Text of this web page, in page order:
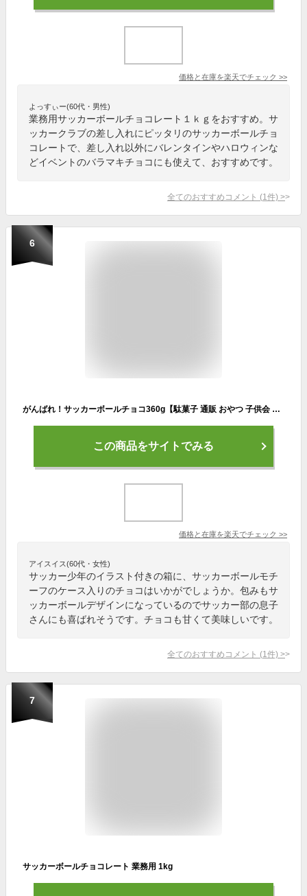
価格と在庫を楽天でチェック >>
よっすぃー(60代・男性)
業務用サッカーボールチョコレート１ｋｇをおすすめ。サ
ッカークラブの差し入れにピッタリのサッカーボールチョ
コレートで、差し入れ以外にバレンタインやハロウィンな
どイベントのバラマキチョコにも使えて、おすすめです。
全てのおすすめコメント (1 件) >
6
がんばれ！サッカーボールチョコ360g【駄菓子 通販 おやつ 子供会 景品 お祭り くじ引き 縁日 バレンタイン】
この商品をサイトでみる
価格と在庫を楽天でチェック >>
アイスイス(60代・女性)
サッカー少年のイラスト付きの箱に、サッカーボールモチ
ーフのケース入りのチョコはいかがでしょうか。包みもサ
ッカーボールデザインになっているのでサッカー部の息子
さんにも喜ばれそうです。チョコも甘くて美味しいです。
全てのおすすめコメント (1 件) >
7
サッカーボールチョコレート 業務用 1kg